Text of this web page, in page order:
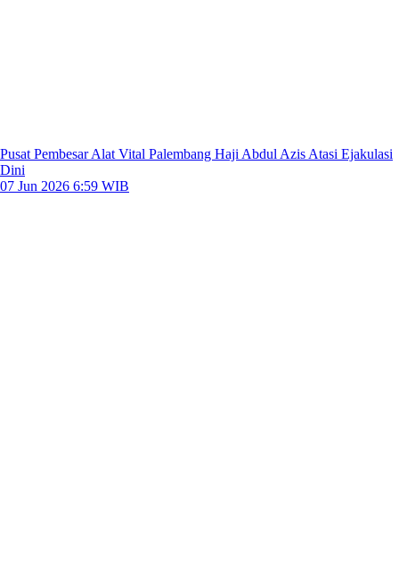
Pusat Pembesar Alat Vital Palembang Haji Abdul Azis Atasi Ejakulasi
Dini
07 Jun 2026 6:59 WIB